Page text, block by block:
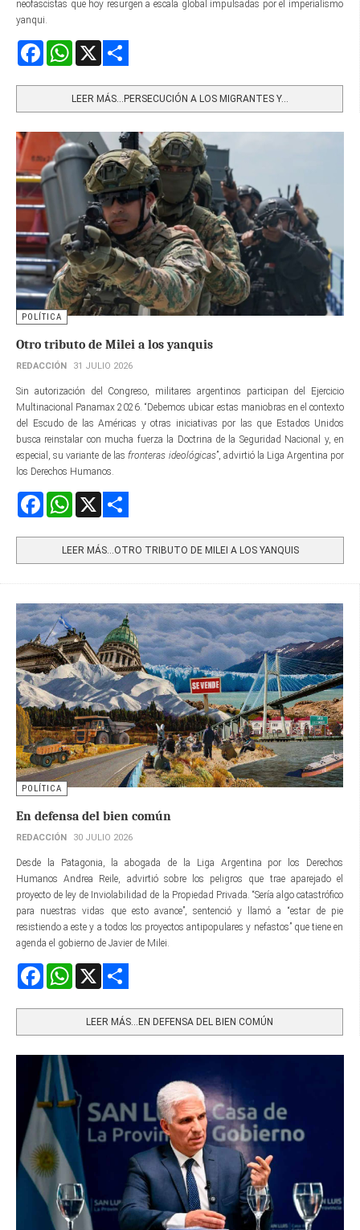
neofascistas que hoy resurgen a escala global impulsadas por el imperialismo
yanqui.
FacebookWhatsApp
LEER MÁS…PERSECUCIÓN A LOS MIGRANTES Y...
POLÍTICA
Otro tributo de Milei a los yanquis
REDACCIÓN 31 JULIO 2026
Sin autorización del Congreso, militares argentinos participan del Ejercicio
Multinacional Panamax 2026. “Debemos ubicar estas maniobras en el contexto
del Escudo de las Américas y otras iniciativas por las que Estados Unidos
busca reinstalar con mucha fuerza la Doctrina de la Seguridad Nacional y, en
especial, su variante de lasfronteras ideológicas”, advirtió la Liga Argentina por
los Derechos Humanos.
FacebookWhatsApp
LEER MÁS…OTRO TRIBUTO DE MILEI A LOS YANQUIS
POLÍTICA
En defensa del bien común
REDACCIÓN 30 JULIO 2026
Desde la Patagonia, la abogada de la Liga Argentina por los Derechos
Humanos Andrea Reile, advirtió sobre los peligros que trae aparejado el
proyecto de ley de Inviolabilidad de la Propiedad Privada. “Sería algo catastrófico
para nuestras vidas que esto avance”, sentenció y llamó a “estar de pie
resistiendo a este y a todos los proyectos antipopulares y nefastos” que tiene en
agenda el gobierno de Javier de Milei.
FacebookWhatsApp
LEER MÁS…EN DEFENSA DEL BIEN COMÚN